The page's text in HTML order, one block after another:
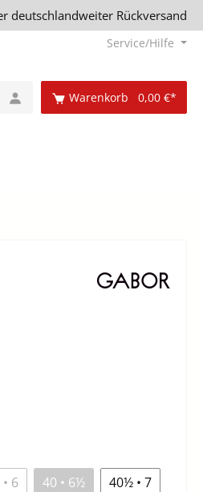
deutschlandweiter Rückversand
Service/Hilfe
Warenkorb 0,00 €*
6 40 • 6½ 40½ • 7